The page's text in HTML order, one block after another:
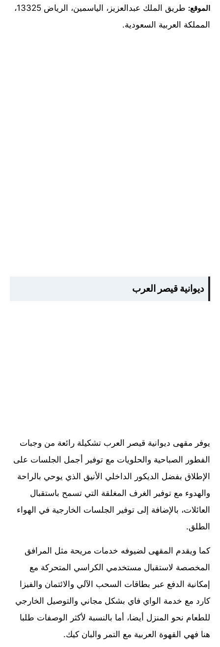
الموقع:
طريق الملك عبدالعزيز، الياسمين، الرياض 13325،
المملكة العربية السعودية.
ديوانية قيصر العرب
يوفر مقهى ديوانية قيصر العرب تشكيلة رائعة من وجبات
الفطور الصباحية والحلويات مع توفير أجمل الجلسات على
الإطلاق بفضل الديكور الداخلي الأنيق الذي يوحي بالراحة
والهدوء مع توفير الغرف المغلقة التي تسمح باستقبال
العائلات، بالإضافة إلى توفير الجلسات الخارجية في الهواء
الطلق.
كما ويقدم المقهى لضيوفه خدمات مريحة مثل المرافق
المخصصة لاستقبال مستخدمي الكراسي المتحركة مع
إمكانية الدفع عبر بطاقات السحب الآلي والائتمان والفيزا
كارد مع خدمة الواي فاي بشكل مجاني والتوصيل الخارجي
للطعام نحو المنزل أيضا، أما بالنسبة لأكثر الوصفات طلبا
هنا فهي القهوة العربية مع التمر والبان كيك.